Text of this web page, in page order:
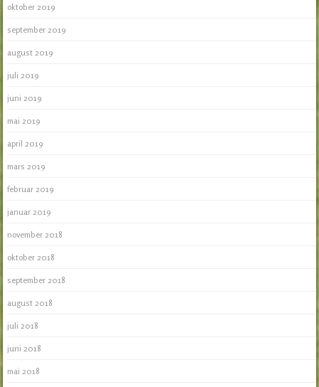
oktober 2019
september 2019
august 2019
juli 2019
juni 2019
mai 2019
april 2019
mars 2019
februar 2019
januar 2019
november 2018
oktober 2018
september 2018
august 2018
juli 2018
juni 2018
mai 2018